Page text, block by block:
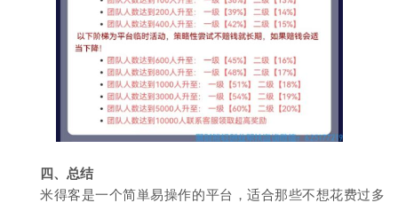
四、总结
米得客是一个简単易操作的平台，适合那些不想花费过多